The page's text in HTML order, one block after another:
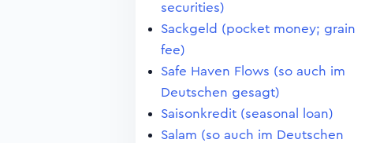
securities)
Sackgeld (pocket money; grain
fee)
Safe Haven Flows (so auch im
Deutschen gesagt)
Saisonkredit (seasonal loan)
Salam (so auch im Deutschen